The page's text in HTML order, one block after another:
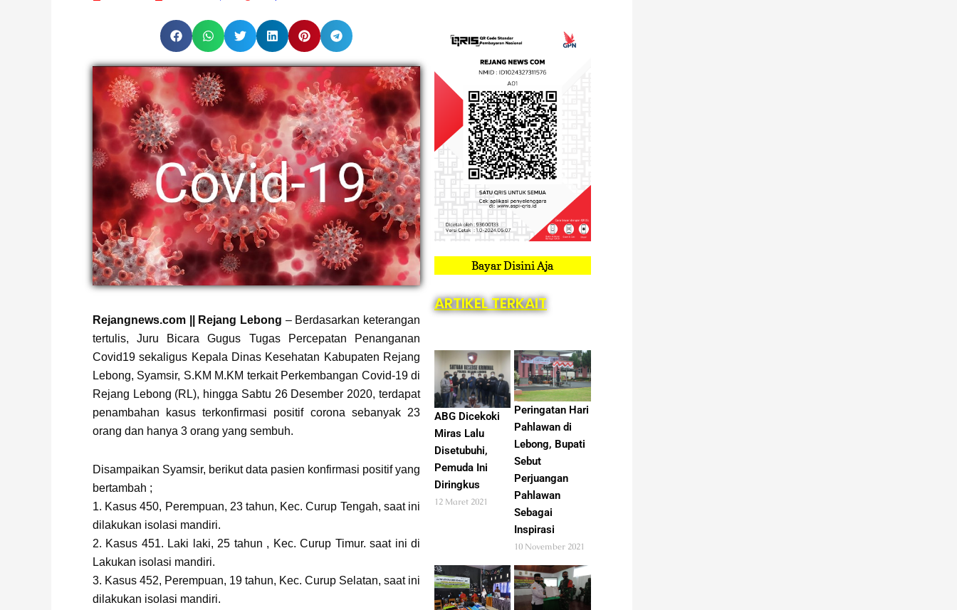
Rejangnews.com || Rejang Lebong – Berdasarkan keterangan
tertulis, Juru Bicara Gugus Tugas Percepatan Penanganan
Covid19 sekaligus Kepala Dinas Kesehatan Kabupaten Rejang
Lebong, Syamsir, S.KM M.KM terkait Perkembangan Covid-19 di
Rejang Lebong (RL), hingga Sabtu 26 Desember 2020, terdapat
penambahan kasus terkonfirmasi positif corona sebanyak 23
orang dan hanya 3 orang yang sembuh.
Disampaikan Syamsir, berikut data pasien konfirmasi positif yang
bertambah ;
1. Kasus 450, Perempuan, 23 tahun, Kec. Curup Tengah, saat ini
dilakukan isolasi mandiri.
2. Kasus 451. Laki laki, 25 tahun , Kec. Curup Timur. saat ini di
Lakukan isolasi mandiri.
3. Kasus 452, Perempuan, 19 tahun, Kec. Curup Selatan, saat ini
dilakukan isolasi mandiri.
Page
, Page
Bayar Disini Aja
ARTIKEL TERKAIT
ABG Dicekoki
Miras Lalu
Disetubuhi,
Pemuda Ini
Diringkus
12 Maret 2021
Peringatan Hari
Pahlawan di
Lebong, Bupati
Sebut
Perjuangan
Pahlawan
Sebagai
Inspirasi
10 November 2021